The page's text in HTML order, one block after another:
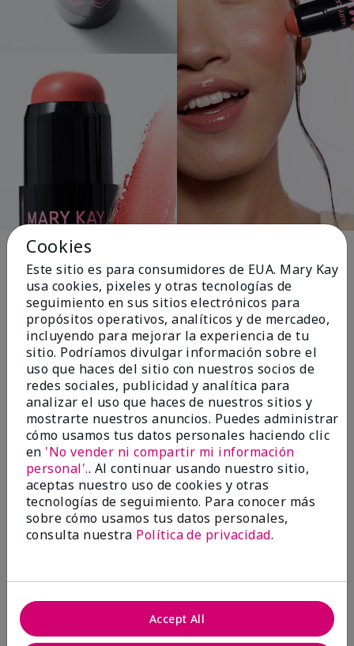
El rosa cambia
vidas®
Más de $18 millones donados a nivel
global desde 2008 para impulsar la
investigación contra el cáncer, erradicar
la violencia doméstica, promover el
empoderamiento económico y
transformar comunidades.
Cookies
Este sitio es para consumidores de EUA. Mary Kay
usa cookies, pixeles y otras tecnologías de
seguimiento en sus sitios electrónicos para
propósitos operativos, analíticos y de mercadeo,
incluyendo para mejorar la experiencia de tu
sitio. Podríamos divulgar información sobre el
uso que haces del sitio con nuestros socios de
redes sociales, publicidad y analítica para
analizar el uso que haces de nuestros sitios y
mostrarte nuestros anuncios. Puedes administrar
cómo usamos tus datos personales haciendo clic
en 'No vender ni compartir mi información
personal'.. Al continuar usando nuestro sitio,
aceptas nuestro uso de cookies y otras
tecnologías de seguimiento. Para conocer más
sobre cómo usamos tus datos personales,
consulta nuestra Política de privacidad.
Accept All